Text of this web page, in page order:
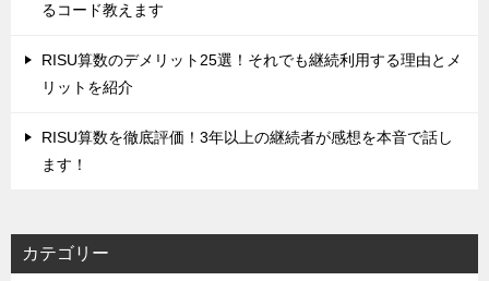
るコード教えます
‌RISU算数のデメリット25選！それでも継続利用する理由とメ
リットを紹介
RISU算数を徹底評価！‌3年以上の継続者が感想を本音で話し
ます！
カテゴリー